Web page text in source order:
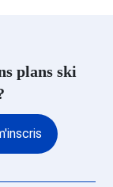
plans ski